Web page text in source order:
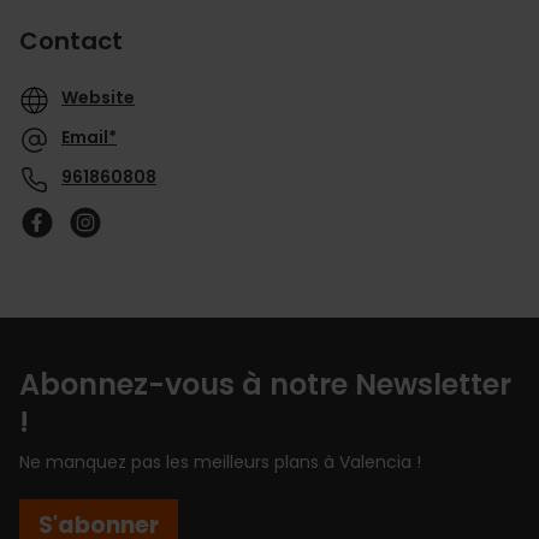
Contact
Website
Email*
961860808
Abonnez-vous à notre Newsletter
!
Ne manquez pas les meilleurs plans à Valencia !
S'abonner